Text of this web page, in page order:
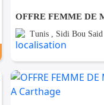
Tunis , Sidi Bou Said